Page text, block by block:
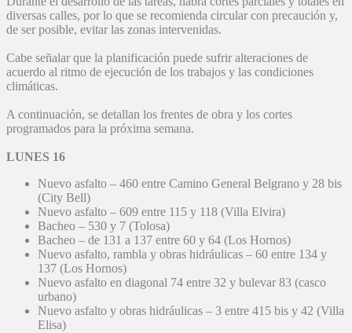
diversas calles, por lo que se recomienda circular con precaución y,
de ser posible, evitar las zonas intervenidas.
Cabe señalar que la planificación puede sufrir alteraciones de
acuerdo al ritmo de ejecución de los trabajos y las condiciones
climáticas.
A continuación, se detallan los frentes de obra y los cortes
programados para la próxima semana.
LUNES 16
Nuevo asfalto – 460 entre Camino General Belgrano y 28 bis
(City Bell)
Nuevo asfalto – 609 entre 115 y 118 (Villa Elvira)
Bacheo – 530 y 7 (Tolosa)
Bacheo – de 131 a 137 entre 60 y 64 (Los Hornos)
Nuevo asfalto, rambla y obras hidráulicas – 60 entre 134 y
137 (Los Hornos)
Nuevo asfalto en diagonal 74 entre 32 y bulevar 83 (casco
urbano)
Nuevo asfalto y obras hidráulicas – 3 entre 415 bis y 42 (Villa
Elisa)